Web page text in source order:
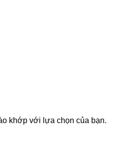
khớp với lựa chọn của bạn.